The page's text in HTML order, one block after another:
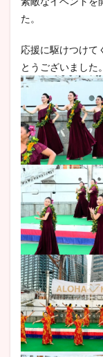
た。
応援に駆けつけて
とうございました。